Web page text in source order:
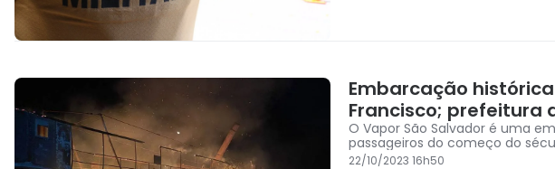
Embarcação
Francisco; prefeitura
O Vapor São Salvador é uma
passageiros do começo do
22/10/2023 16h50